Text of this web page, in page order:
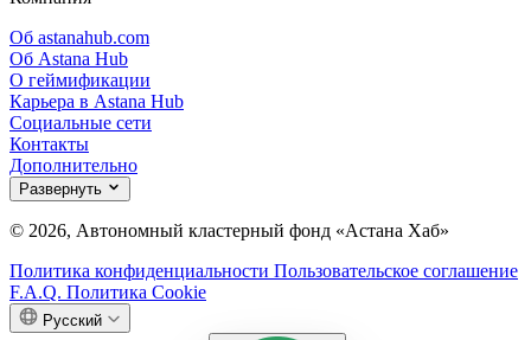
Об astanahub.com
Об Astana Hub
О геймификации
Карьера в Astana Hub
Социальные сети
Контакты
Дополнительно
Развернуть
© 2026, Автономный кластерный фонд «Астана Хаб»
Политика конфиденциальности Пользовательское соглашение
F.A.Q. Политика Cookie
Русский